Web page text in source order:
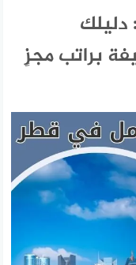
فرص عمل في قطر 2025: دليلك
براتب مجزٍ